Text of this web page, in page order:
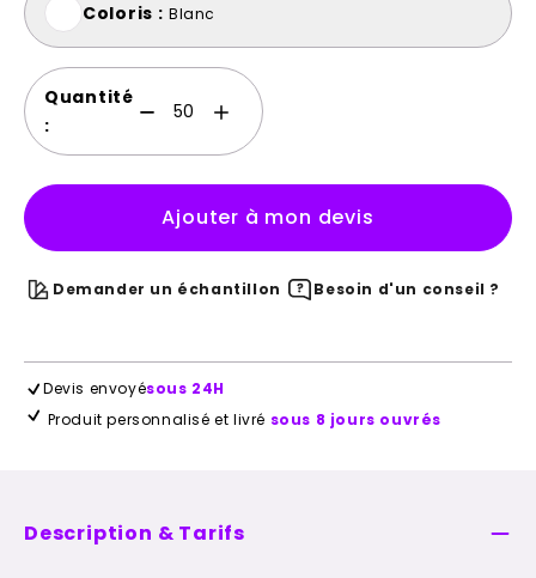
Coloris : Blanc
Quantité
:
Ajouter à mon devis
Demander un échantillon Besoin d'un conseil ?
Devis envoyésous 24H
Produit personnalisé et livré sous 8 jours ouvrés
Description & Tarifs